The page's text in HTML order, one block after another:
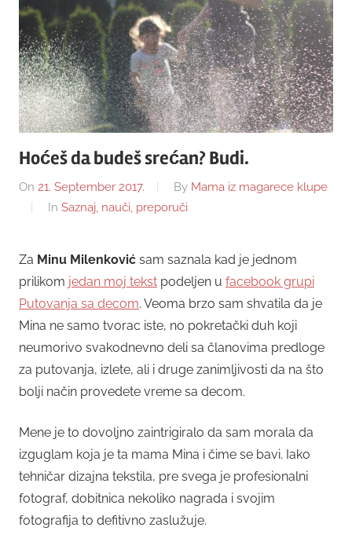
Hoćeš da budeš srećan? Budi.
On 21. September 2017. By Mama iz magarece klupe
In Saznaj, nauči, preporuči
Za Minu Milenković sam saznala kad je jednom
prilikom jedan moj tekst podeljen u facebook grupi
Putovanja sa decom. Veoma brzo sam shvatila da je
Mina ne samo tvorac iste, no pokretački duh koji
neumorivo svakodnevno deli sa članovima predloge
za putovanja, izlete, ali i druge zanimljivosti da na što
bolji način provedete vreme sa decom.
Mene je to dovoljno zaintrigiralo da sam morala da
izguglam koja je ta mama Mina i čime se bavi. Iako
tehničar dizajna tekstila, pre svega je profesionalni
fotograf, dobitnica nekoliko nagrada i svojim
fotografija to defitivno zaslužuje.